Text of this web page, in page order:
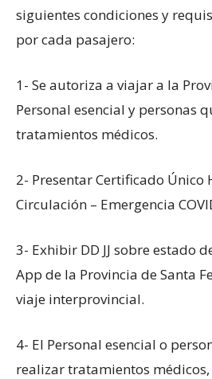
siguientes condiciones y
por cada pasajero:
1- Se autoriza a viajar a la
Personal esencial y personas
tratamientos médicos.
2- Presentar Certificado Único
Circulación – Emergencia
3- Exhibir DD JJ sobre estado
App de la Provincia de Santa
viaje interprovincial.
4- El Personal esencial o
realizar tratamientos